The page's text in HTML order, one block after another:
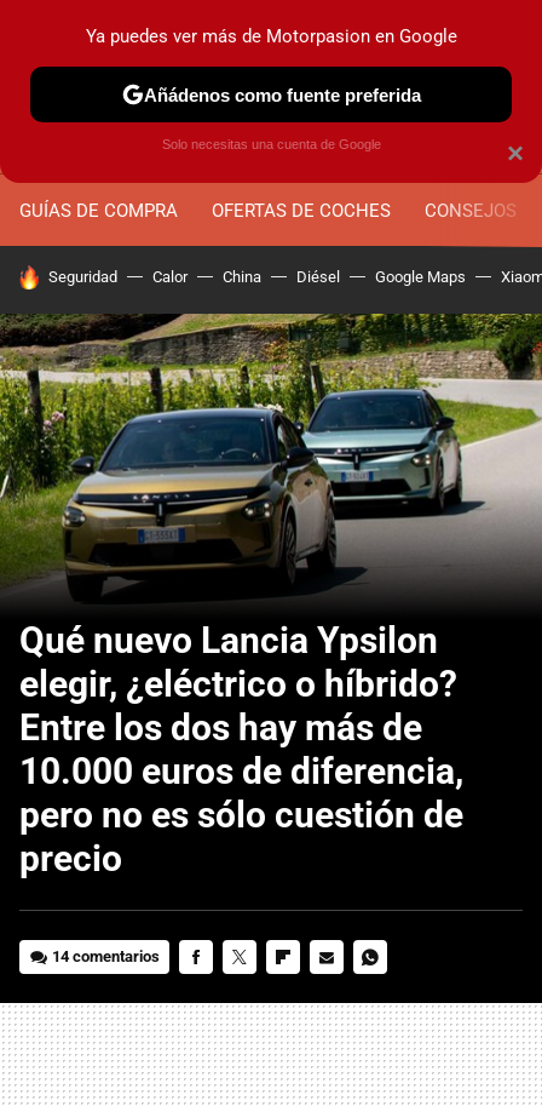
GUÍAS DE COMPRA OFERTAS DE COCHES CONSEJOS
HOY SE HABLA DE
Seguridad Calor China Diésel Google Maps
Qué nuevo Lancia Ypsilon
elegir, ¿eléctrico o híbrido?
Entre los dos hay más de
10.000 euros de diferencia,
pero no es sólo cuestión de
precio
14 comentarios
MAIL
×
Ya puedes ver más de Motorpasion en Google
Añádenos como fuente preferida
Solo necesitas una cuenta de Google